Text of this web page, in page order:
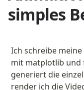
simples
Ich schreibe
mit matplotlib und
generiert die
render ich die